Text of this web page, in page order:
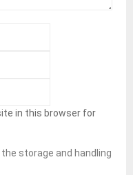
in this browser for
storage and handling